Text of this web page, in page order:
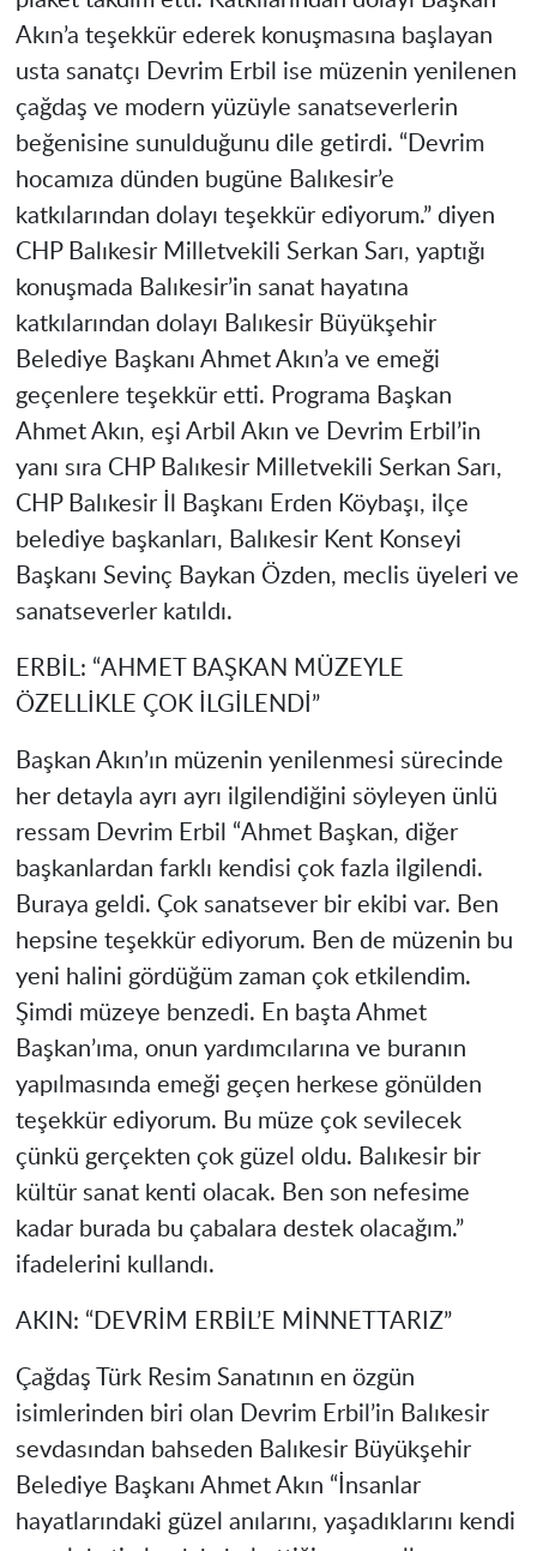
Akın’a teşekkür ederek konuşmasına başlayan
usta sanatçı Devrim Erbil ise müzenin yenilenen
çağdaş ve modern yüzüyle sanatseverlerin
beğenisine sunulduğunu dile getirdi. “Devrim
hocamıza dünden bugüne Balıkesir’e
katkılarından dolayı teşekkür ediyorum.” diyen
CHP Balıkesir Milletvekili Serkan Sarı, yaptığı
konuşmada Balıkesir’in sanat hayatına
katkılarından dolayı Balıkesir Büyükşehir
Belediye Başkanı Ahmet Akın’a ve emeği
geçenlere teşekkür etti. Programa Başkan
Ahmet Akın, eşi Arbil Akın ve Devrim Erbil’in
yanı sıra CHP Balıkesir Milletvekili Serkan Sarı,
CHP Balıkesir İl Başkanı Erden Köybaşı, ilçe
belediye başkanları, Balıkesir Kent Konseyi
Başkanı Sevinç Baykan Özden, meclis üyeleri ve
sanatseverler katıldı.
ERBİL: “AHMET BAŞKAN MÜZEYLE
ÖZELLİKLE ÇOK İLGİLENDİ”
Başkan Akın’ın müzenin yenilenmesi sürecinde
her detayla ayrı ayrı ilgilendiğini söyleyen ünlü
ressam Devrim Erbil “Ahmet Başkan, diğer
başkanlardan farklı kendisi çok fazla ilgilendi.
Buraya geldi. Çok sanatsever bir ekibi var. Ben
hepsine teşekkür ediyorum. Ben de müzenin bu
yeni halini gördüğüm zaman çok etkilendim.
Şimdi müzeye benzedi. En başta Ahmet
Başkan’ıma, onun yardımcılarına ve buranın
yapılmasında emeği geçen herkese gönülden
teşekkür ediyorum. Bu müze çok sevilecek
çünkü gerçekten çok güzel oldu. Balıkesir bir
kültür sanat kenti olacak. Ben son nefesime
kadar burada bu çabalara destek olacağım.”
ifadelerini kullandı.
AKIN: “DEVRİM ERBİL’E MİNNETTARIZ”
Çağdaş Türk Resim Sanatının en özgün
isimlerinden biri olan Devrim Erbil’in Balıkesir
sevdasından bahseden Balıkesir Büyükşehir
Belediye Başkanı Ahmet Akın “İnsanlar
hayatlarındaki güzel anılarını, yaşadıklarını kendi